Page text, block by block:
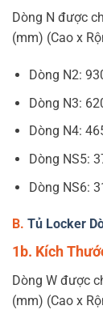
Dòng N được
(mm) (Cao x
Dòng N2:
Dòng N3:
Dòng N4:
Dòng NS5:
Dòng NS6:
B. Tủ Locker
1b. Kích
Dòng W được
(mm) (Cao x